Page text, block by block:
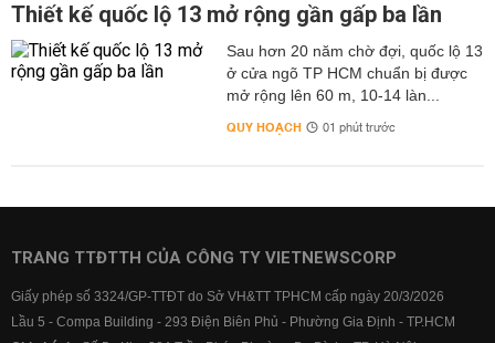
Thiết kế quốc lộ 13 mở rộng gần gấp ba lần
Sau hơn 20 năm chờ đợi, quốc lộ 13
ở cửa ngõ TP HCM chuẩn bị được
mở rộng lên 60 m, 10-14 làn...
QUY HOẠCH 01 phút trước
TRANG TTĐTTH CỦA CÔNG TY VIETNEWSCORP
Giấy phép số 3324/GP-TTĐT do Sở VH&TT TPHCM cấp ngày 20/3/2026
Lầu 5 - Compa Building - 293 Điện Biên Phủ - Phường Gia Định - TP.HCM